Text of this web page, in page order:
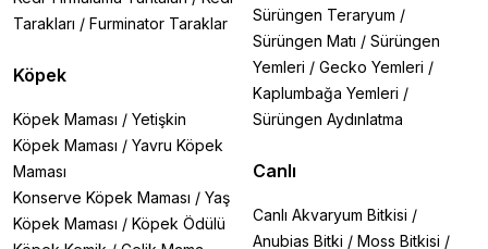
Tarakları / Furminator Taraklar
Köpek
Köpek Maması / Yetişkin
Köpek Maması / Yavru Köpek
Maması
Konserve Köpek Maması / Yaş
Köpek Maması / Köpek Ödülü
Sürüngen Teraryum /
Sürüngen Matı / Sürüngen
Yemleri / Gecko Yemleri /
Kaplumbağa Yemleri /
Sürüngen Aydınlatma
Canlı
Canlı Akvaryum Bitkisi /
Anubias Bitki / Moss Bitkisi /